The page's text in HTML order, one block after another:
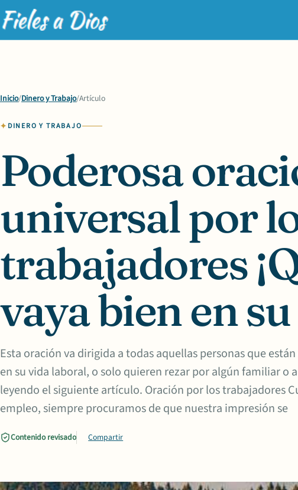
Inicio/Dinero y Trabajo/Artículo
DINERO Y TRABAJO
Poderosa
universal por
trabajadores
vaya bien en
Esta oración va dirigida a todas aquellas personas que
en su vida laboral, o solo quieren rezar por algún familiar o
leyendo el siguiente artículo. Oración por los trabajadores
empleo, siempre procuramos de que nuestra impresión se
Contenido revisado Compartir